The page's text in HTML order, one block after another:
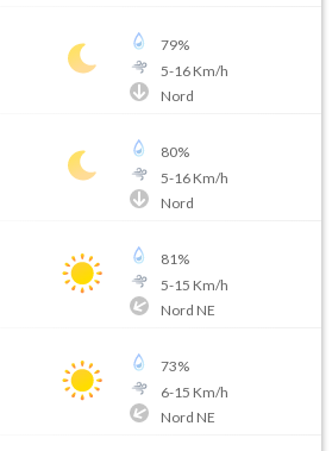
79%
5-16Km/h
Nord
80%
5-16Km/h
Nord
81%
5-15 Km/h
Nord NE
73%
6-15 Km/h
Nord NE